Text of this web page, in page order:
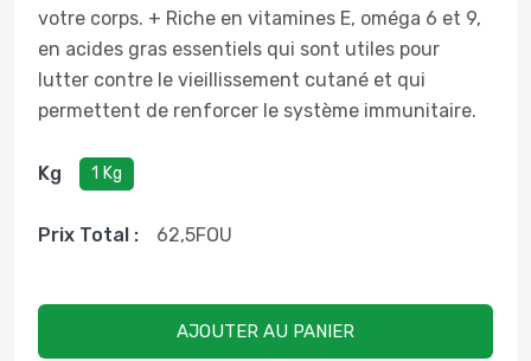
votre corps. + Riche en vitamines E, oméga 6 et 9,
en acides gras essentiels qui sont utiles pour
lutter contre le vieillissement cutané et qui
permettent de renforcer le système immunitaire.
Kg 1 Kg
Prix ​​total : 62,5FOU
AJOUTER AU PANIER